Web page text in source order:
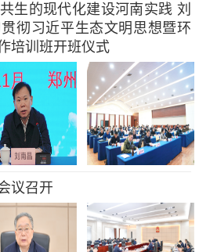
生的现代化建设河南实践 刘
彻习近平生态文明思想暨环
培训班开班仪式
议召开